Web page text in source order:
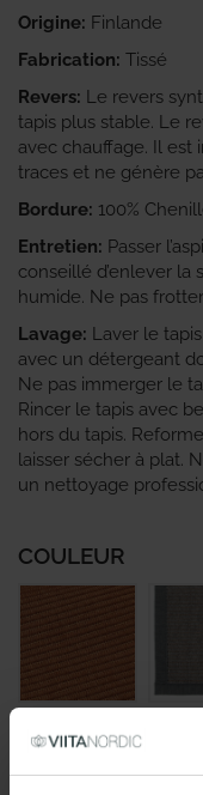
Origine: Finlande
Fabrication: Tissé
Revers: Le revers
tapis plus stable. Le
avec chauffage. Il est
traces et ne génère
Bordure: 100%
Entretien: Passer
conseillé d’enlever
humide. Ne pas
Lavage: Laver le
avec un détergeant
Ne pas immerger le
Rincer le tapis avec
hors du tapis.
laisser sécher à plat.
un nettoyage
COULEUR